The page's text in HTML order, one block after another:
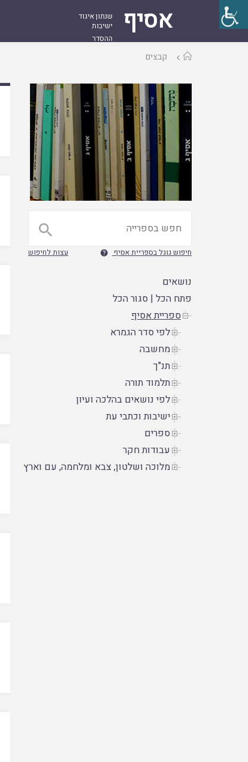
אסיף
שנתון איגוד
ישיבות
ההסדר
עמודקבצים

חיפוש גוגל בספריית אסיף  עצות לחיפוש
נושאים
פתח הכל |סגור הכל
ספריית אסיף
לפי סדר הגמרא
מחשבה
תנ"ך
תלמוד תורה
לפי נושאים בהלכה ועיון
ישיבות וכתבי עת
ספרים
עבודות חקר
מלוכה ושלטון, צבא ומלחמה, עם וארץ